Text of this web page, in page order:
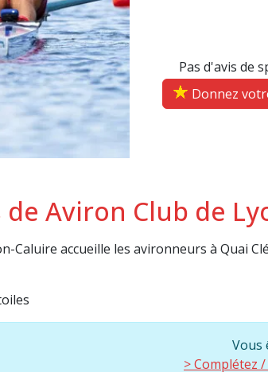
Pas d'avis de
Donnez
Aviron Club de
Caluire accueille les avironneurs à Quai
Vous
> Complétez